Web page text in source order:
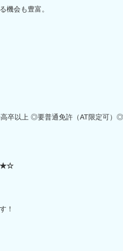
機会も豊富。
卒以上 ◎要普通免許（AT限定可）
★☆
！